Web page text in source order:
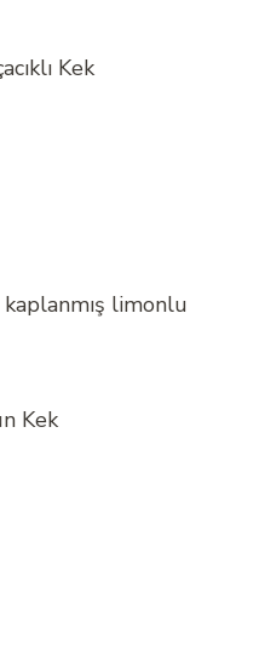
Kek
limonlu
Kek